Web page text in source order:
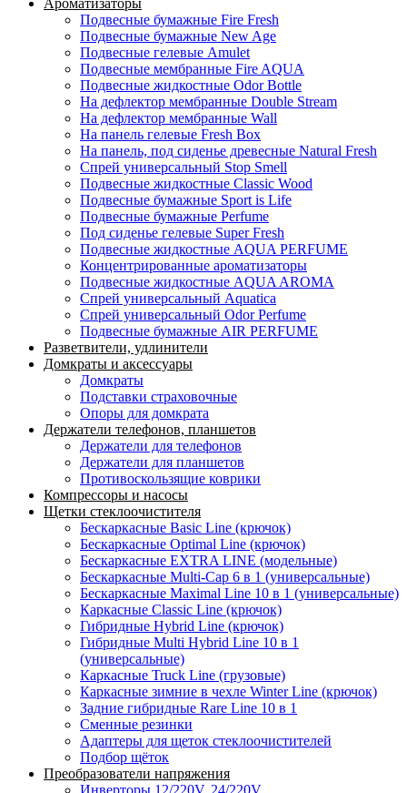
Ароматизаторы
Подвесные бумажные Fire Fresh
Подвесные бумажные New Age
Подвесные гелевые Amulet
Подвесные мембранные Fire AQUA
Подвесные жидкостные Odor Bottle
На дефлектор мембранные Double Stream
На дефлектор мембранные Wall
На панель гелевые Fresh Box
На панель, под сиденье древесные Natural Fresh
Спрей универсальный Stop Smell
Подвесные жидкостные Classic Wood
Подвесные бумажные Sport is Life
Подвесные бумажные Perfume
Под сиденье гелевые Super Fresh
Подвесные жидкостные AQUA PERFUME
Концентрированные ароматизаторы
Подвесные жидкостные AQUA AROMA
Спрей универсальный Aquatica
Спрей универсальный Odor Perfume
Подвесные бумажные AIR PERFUME
Разветвители, удлинители
Домкраты и аксессуары
Домкраты
Подставки страховочные
Опоры для домкрата
Держатели телефонов, планшетов
Держатели для телефонов
Держатели для планшетов
Противоскользящие коврики
Компрессоры и насосы
Щетки стеклоочистителя
Бескаркасные Basic Line (крючок)
Бескаркасные Optimal Line (крючок)
Бескаркасные EXTRA LINE (модельные)
Бескаркасные Multi-Cap 6 в 1 (универсальные)
Бескаркасные Maximal Line 10 в 1 (универсальные)
Каркасные Classic Line (крючок)
Гибридные Hybrid Line (крючок)
Гибридные Multi Hybrid Line 10 в 1
(универсальные)
Каркасные Truck Line (грузовые)
Каркасные зимние в чехле Winter Line (крючок)
Задние гибридные Rare Line 10 в 1
Сменные резинки
Адаптеры для щеток стеклоочистителей
Подбор щёток
Преобразователи напряжения
Инверторы 12/220V, 24/220V